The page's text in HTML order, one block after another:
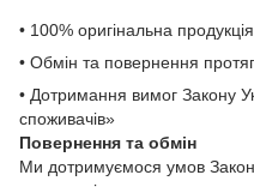
• 100% оригінальна продукція
• Обмін та повернення
• Дотримання вимог Закону
споживачів»
Повернення та обмін
Ми дотримуємося умов